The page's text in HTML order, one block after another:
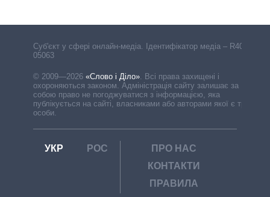
Cуб'єкт у сфері онлайн-медіа. Ідентифікатор медіа – R40-
05063
© 2009—2026 «Слово і Діло» Всі права захищені і
охороняються законом. Адміністрація сайту залишає за
собою право не погоджуватися з інформацією, яка
публікується на сайті, власниками або авторами якої є треті
особи.
УКР РОС
ПРО НАС
КОНТАКТИ
ПРАВИЛА